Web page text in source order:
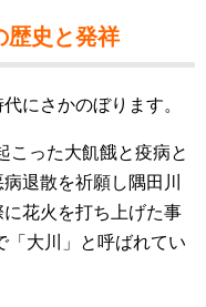
歴史と発祥
にさかのぼります。
こった大飢餓と疫病と
退散を祈願し隅田川
花火を打ち上げた事
「大川」と呼ばれてい